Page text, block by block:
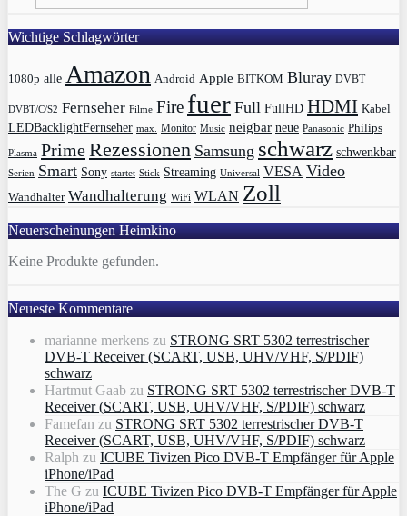
Wichtige Schlagwörter
1080p alle Amazon Android Apple BITKOM Bluray DVBT
DVBT/C/S2 Fernseher Filme Fire fuer Full FullHD HDMI Kabel
LEDBacklightFernseher max. Monitor Music neigbar neue Panasonic Philips
Plasma PrimeRezessionen Samsung schwarz schwenkbar
Serien Smart Sony startet Stick Streaming Universal VESA Video
Wandhalter Wandhalterung WiFi WLAN Zoll
Neuerscheinungen Heimkino
Keine Produkte gefunden.
Neueste Kommentare
marianne merkens zu STRONG SRT 5302 terrestrischer
DVB-T Receiver (SCART, USB, UHV/VHF, S/PDIF)
schwarz
Hartmut Gaab zu STRONG SRT 5302 terrestrischer DVB-T
Receiver (SCART, USB, UHV/VHF, S/PDIF) schwarz
Famefan zu STRONG SRT 5302 terrestrischer DVB-T
Receiver (SCART, USB, UHV/VHF, S/PDIF) schwarz
Ralph zu ICUBE Tivizen Pico DVB-T Empfänger für Apple
iPhone/iPad
The G zu ICUBE Tivizen Pico DVB-T Empfänger für Apple
iPhone/iPad